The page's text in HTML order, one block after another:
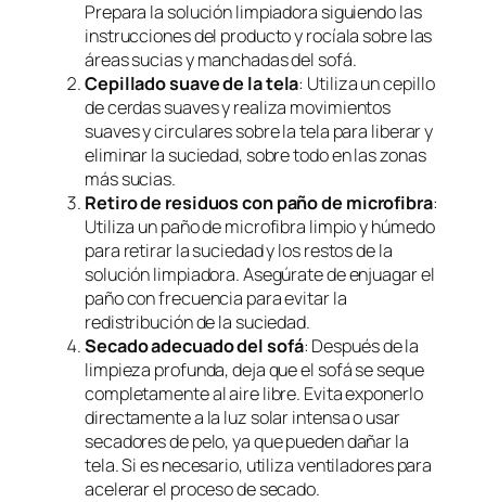
Prepara la solución limpiadora siguiendo las
instrucciones del producto y rocíala sobre las
áreas sucias y manchadas del sofá.
Cepillado suave de la tela: Utiliza un cepillo
de cerdas suaves y realiza movimientos
suaves y circulares sobre la tela para liberar y
eliminar la suciedad, sobre todo en las zonas
más sucias.
Retiro de residuos con paño de microfibra:
Utiliza un paño de microfibra limpio y húmedo
para retirar la suciedad y los restos de la
solución limpiadora. Asegúrate de enjuagar el
paño con frecuencia para evitar la
redistribución de la suciedad.
Secado adecuado del sofá: Después de la
limpieza profunda, deja que el sofá se seque
completamente al aire libre. Evita exponerlo
directamente a la luz solar intensa o usar
secadores de pelo, ya que pueden dañar la
tela. Si es necesario, utiliza ventiladores para
acelerar el proceso de secado.